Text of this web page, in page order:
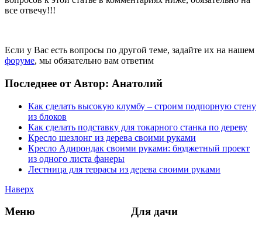
все отвечу!!!
Если у Вас есть вопросы по другой теме, задайте их на нашем
форуме, мы обязательно вам ответим
Последнее от Автор: Анатолий
Как сделать высокую клумбу – строим подпорную стену
из блоков
Как сделать подставку для токарного станка по дереву
Кресло шезлонг из дерева своими руками
Кресло Адирондак своими руками: бюджетный проект
из одного листа фанеры
Лестница для террасы из дерева своими руками
Наверх
Меню Для дачи